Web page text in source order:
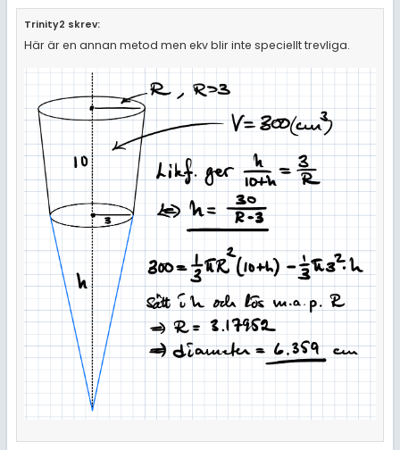
Trinity2 skrev:
Här är en annan metod men ekv blir inte speciellt trevliga.